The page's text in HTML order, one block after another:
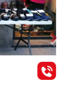
Next